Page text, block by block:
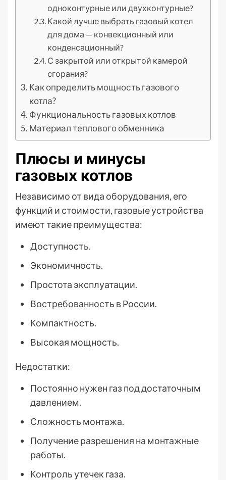
одноконтурные или двухконтурные?
Какой лучше выбрать газовый котел
для дома — конвекционный или
конденсационный?
С закрытой или открытой камерой
сгорания?
Как определить мощность газового
котла?
Функциональность газовых котлов
Материал теплового обменника
Плюсы и минусы
газовых котлов
Независимо от вида оборудования, его
функций и стоимости, газовые устройства
имеют такие преимущества:
Доступность.
Экономичность.
Простота эксплуатации.
Востребованность в России.
Компактность.
Высокая мощность.
Недостатки:
Постоянно нужен газ под достаточным
давлением.
Сложность монтажа.
Получение разрешения на монтажные
работы.
Контроль утечек газа.